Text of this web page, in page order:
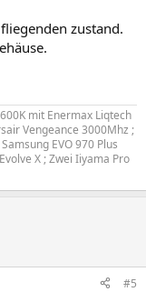
zustand.
mit Enermax Liqtech
Vengeance 3000Mhz ;
EVO 970 Plus
X ; Zwei Iiyama Pro
#5